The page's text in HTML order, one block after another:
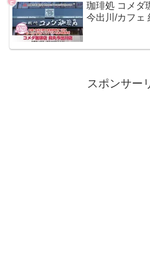
珈琲処 コメダ
今出川/カフェ
スポンサー